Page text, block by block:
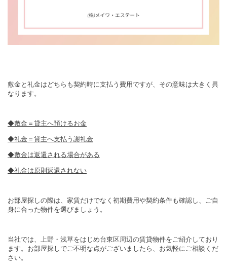
敷金と礼金はどちらも契約時に支払う費用ですが、その意味は大きく異
なります。
◆敷金＝貸主へ預けるお金
◆礼金＝貸主へ支払う謝礼金
◆敷金は返還される場合がある
◆礼金は原則返還されない
お部屋探しの際は、家賃だけでなく初期費用や契約条件も確認し、ご自
身に合った物件を選びましょう。
当社では、上野・浅草をはじめ台東区周辺の賃貸物件をご紹介しており
ます。お部屋探しでご不明な点がございましたら、お気軽にご相談くだ
さい。